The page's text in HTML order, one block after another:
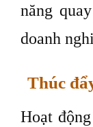
năng
doanh
Thúc
Hoạt